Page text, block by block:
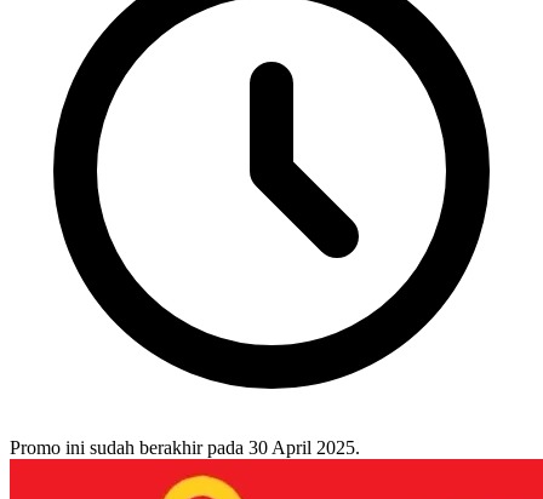
Promo ini sudah berakhir pada 30 April 2025.